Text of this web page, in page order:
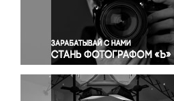
Политика
Правосудие
Происшествия и конфликты
Религия
Светская жизнь
Спорт